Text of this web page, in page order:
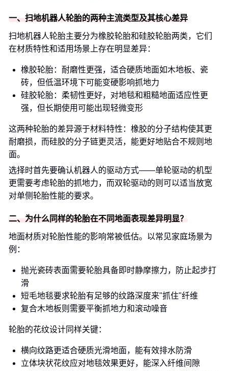
一、扫地机器人轮胎的两种主流类型及其核心差异
扫地机器人轮胎主要分为橡胶轮胎和硅胶轮胎两类，它们
在材质特性和适用场景上存在明显差异：
橡胶轮胎：耐磨性更强，适合硬质地面如木地板、瓷
砖，但低温环境下可能变硬影响抓地力
硅胶轮胎：柔韧性更好，对地毯和粗糙地面适应性更
强，但长期使用可能出现轻微变形
这两种轮胎的差异源于材料特性：橡胶的分子结构使其更
耐磨损，而硅胶的分子链更灵活，能更好地贴合不规则地
面。
选择时首先要确认机器人的驱动方式——单轮驱动的机型
更需要考虑轮胎的抓地力，而双轮驱动的则可以适当放宽
对单侧轮胎性能的要求。
二、为什么同样的轮胎在不同地面表现差异明显？
地面材质对轮胎性能的影响常被低估。以常见家庭场景为
例：
抛光瓷砖表面需要轮胎具备即时静摩擦力，防止起步打
滑
短毛地毯要求轮胎有足够的纹路深度来"抓住"纤维
复合木地板则需要平衡抓地力和滚动噪音
轮胎的花纹设计同样关键：
横向纹路更适合硬质光滑地面，能有效排水防滑
立体块状花纹应对地毯效果更好，能深入纤维间隙